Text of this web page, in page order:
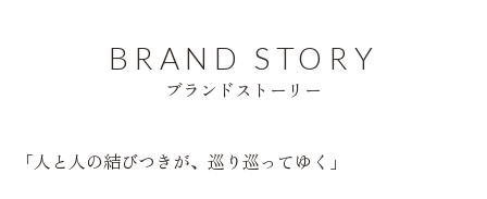
BRAND STORY
ブランドストーリー
「人と人の結びつきが、巡り巡ってゆく」